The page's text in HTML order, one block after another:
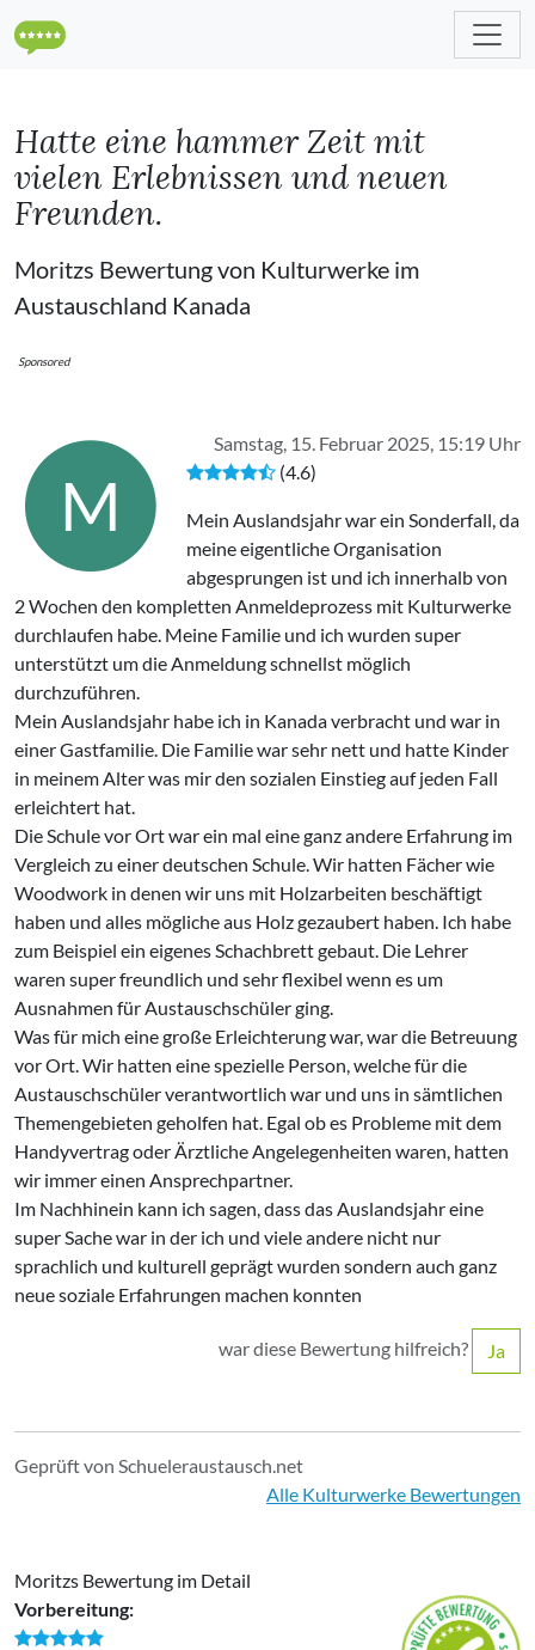
Hatte eine hammer Zeit mit
vielen Erlebnissen und neuen
Freunden.
Moritzs Bewertung von Kulturwerke im
Austauschland Kanada
Sponsored
M
Samstag, 15. Februar 2025, 15:19 Uhr
(4.6)
Mein Auslandsjahr war ein Sonderfall, da
meine eigentliche Organisation
abgesprungen ist und ich innerhalb von
2 Wochen den kompletten Anmeldeprozess mit Kulturwerke
durchlaufen habe. Meine Familie und ich wurden super
unterstützt um die Anmeldung schnellst möglich
durchzuführen.
Mein Auslandsjahr habe ich in Kanada verbracht und war in
einer Gastfamilie. Die Familie war sehr nett und hatte Kinder
in meinem Alter was mir den sozialen Einstieg auf jeden Fall
erleichtert hat.
Die Schule vor Ort war ein mal eine ganz andere Erfahrung im
Vergleich zu einer deutschen Schule. Wir hatten Fächer wie
Woodwork in denen wir uns mit Holzarbeiten beschäftigt
haben und alles mögliche aus Holz gezaubert haben. Ich habe
zum Beispiel ein eigenes Schachbrett gebaut. Die Lehrer
waren super freundlich und sehr flexibel wenn es um
Ausnahmen für Austauschschüler ging.
Was für mich eine große Erleichterung war, war die Betreuung
vor Ort. Wir hatten eine spezielle Person, welche für die
Austauschschüler verantwortlich war und uns in sämtlichen
Themengebieten geholfen hat. Egal ob es Probleme mit dem
Handyvertrag oder Ärztliche Angelegenheiten waren, hatten
wir immer einen Ansprechpartner.
Im Nachhinein kann ich sagen, dass das Auslandsjahr eine
super Sache war in der ich und viele andere nicht nur
sprachlich und kulturell geprägt wurden sondern auch ganz
neue soziale Erfahrungen machen konnten
war diese Bewertung hilfreich? Ja
Geprüft von Schueleraustausch.net
Alle Kulturwerke Bewertungen
Moritzs Bewertung im Detail
Vorbereitung: